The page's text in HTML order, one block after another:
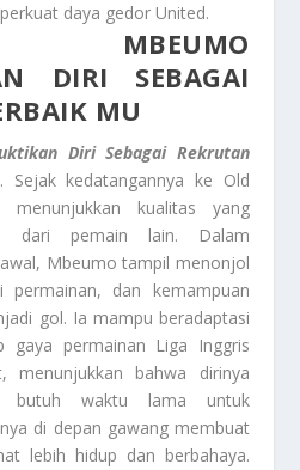
daya gedor United.
MBEUMO
DIRI SEBAGAI
MU
Diri Sebagai Rekrutan
Sejak kedatangannya ke Old
kualitas yang
dari pemain lain. Dalam
Mbeumo tampil menonjol
permainan, dan kemampuan
gol. Ia mampu beradaptasi
gaya permainan Liga Inggris
menunjukkan bahwa dirinya
butuh waktu lama untuk
di depan gawang membuat
lebih hidup dan berbahaya.